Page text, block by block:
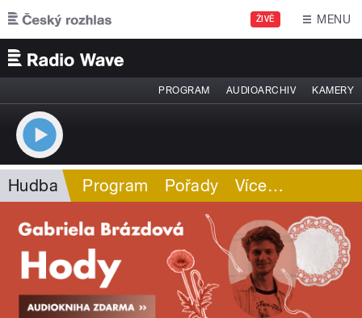
Přejít k hlavnímu obsahu
ŽIVĚ MENU
PROGRAM AUDIOARCHIV KAMERY
Hudba Program Pořady Více…